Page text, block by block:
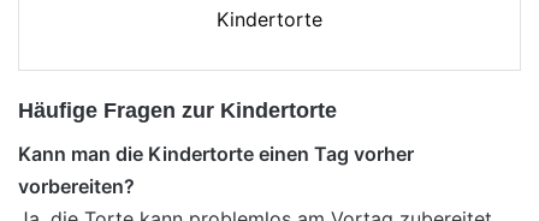
Kindertorte
Häufige Fragen zur Kindertorte
Kann man die Kindertorte einen Tag vorher
vorbereiten?